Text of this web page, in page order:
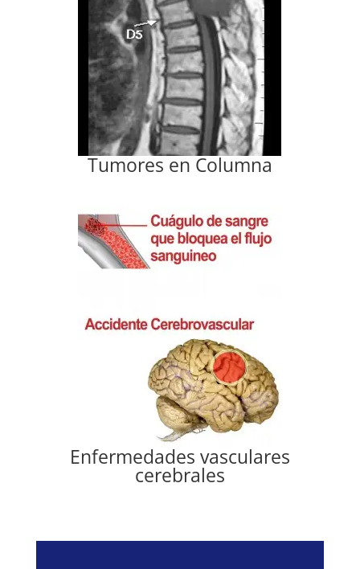
Tumores en Columna
Enfermedades vasculares
cerebrales